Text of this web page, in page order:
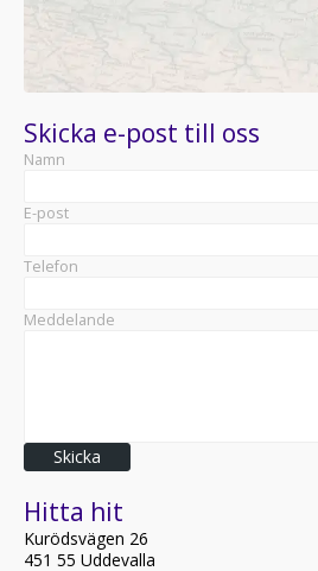
Skicka e-post till oss
Namn
E-post
Telefon
Meddelande
Skicka
Hitta hit
Kurödsvägen 26
451 55 Uddevalla